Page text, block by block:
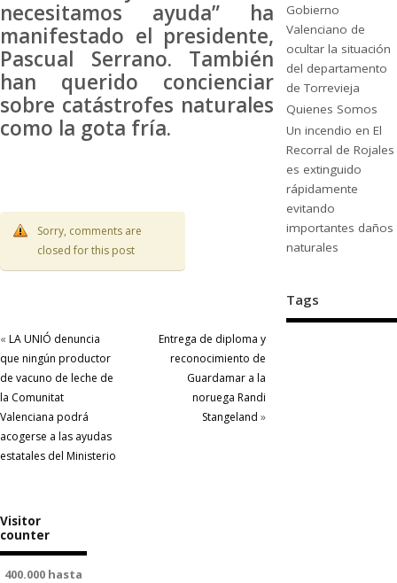
necesitamos ayuda” ha
manifestado el presidente,
Pascual Serrano. También
han querido concienciar
sobre catástrofes naturales
como la gota fría.
Sorry, comments are
closed for this post
« LA UNIÓ denuncia
que ningún productor
de vacuno de leche de
la Comunitat
Valenciana podrá
acogerse a las ayudas
estatales del Ministerio
Entrega de diploma y
reconocimiento de
Guardamar a la
noruega Randi
Stangeland »
Gobierno
Valenciano de
ocultar la situación
del departamento
de Torrevieja
Quienes Somos
Un incendio en El
Recorral de Rojales
es extinguido
rápidamente
evitando
importantes daños
naturales
Tags
Visitor
counter
400.000 hasta